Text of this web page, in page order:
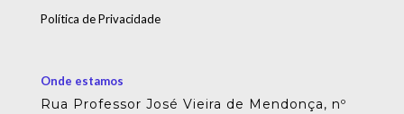
Política de Privacidade
Onde estamos
Rua Professor José Vieira de Mendonça, nº